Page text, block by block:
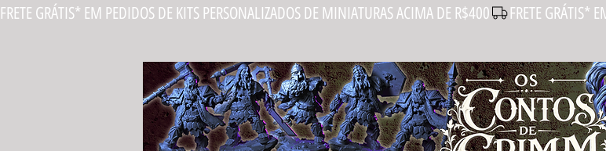
FRETE GRÁTIS* EM PEDIDOS DE KITS PERSONALIZADOS DE MINIATURAS ACIMA DE R$400